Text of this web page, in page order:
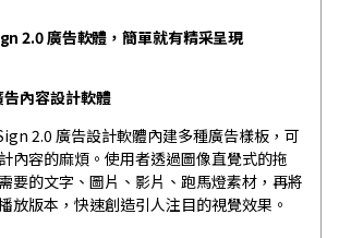
2.0 廣告軟體，簡單就有精采呈現
內容設計軟體
2.0 廣告設計軟體內建多種廣告樣板，可
內容的麻煩。使用者透過圖像直覺式的拖
要的文字、圖片、影片、跑馬燈素材，再將
放版本，快速創造引人注目的視覺效果。